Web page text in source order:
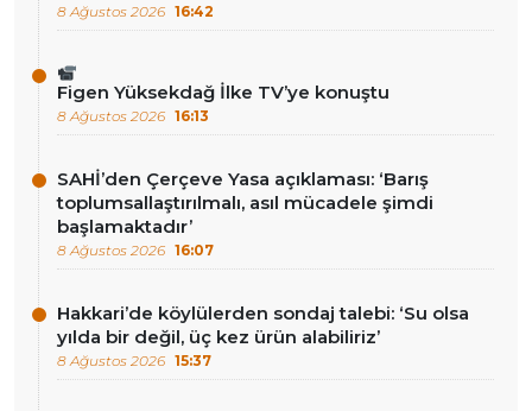
8 Ağustos 2026 16:42
Figen Yüksekdağ İlke TV’ye konuştu
8 Ağustos 2026 16:13
SAHİ’den Çerçeve Yasa açıklaması: ‘Barış
toplumsallaştırılmalı, asıl mücadele şimdi
başlamaktadır’
8 Ağustos 2026 16:07
Hakkari’de köylülerden sondaj talebi: ‘Su olsa
yılda bir değil, üç kez ürün alabiliriz’
8 Ağustos 2026 15:37